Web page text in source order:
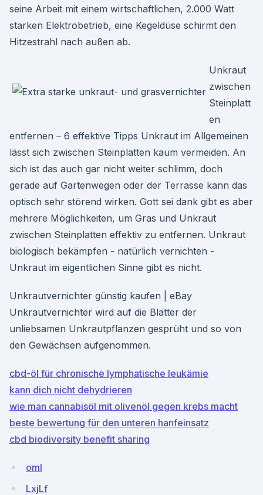
seine Arbeit mit einem wirtschaftlichen, 2.000 Watt
starken Elektrobetrieb, eine Kegeldüse schirmt den
Hitzestrahl nach außen ab.
Unkraut
zwischen
Steinplatt
en
entfernen – 6 effektive Tipps Unkraut im Allgemeinen
lässt sich zwischen Steinplatten kaum vermeiden. An
sich ist das auch gar nicht weiter schlimm, doch
gerade auf Gartenwegen oder der Terrasse kann das
optisch sehr störend wirken. Gott sei dank gibt es aber
mehrere Möglichkeiten, um Gras und Unkraut
zwischen Steinplatten effektiv zu entfernen. Unkraut
biologisch bekämpfen - natürlich vernichten -
Unkraut im eigentlichen Sinne gibt es nicht.
Unkrautvernichter günstig kaufen | eBay
Unkrautvernichter wird auf die Blätter der
unliebsamen Unkrautpflanzen gesprüht und so von
den Gewächsen aufgenommen.
cbd-öl für chronische lymphatische leukämie
kann dich nicht dehydrieren
wie man cannabisöl mit olivenöl gegen krebs macht
beste bewertung für den unteren hanfeinsatz
cbd biodiversity benefit sharing
omI
LxjLf